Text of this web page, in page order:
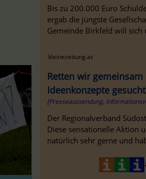
Bis zu 200.000 Euro
ergab die jüngste
Gemeinde Birkfeld will sich
kleinezeitung.at
Retten wir
Ideenkonzepte
[Presseaussendung,
Der Regionalverband
Diese sensationelle Aktion
natürlich sehr gerne und